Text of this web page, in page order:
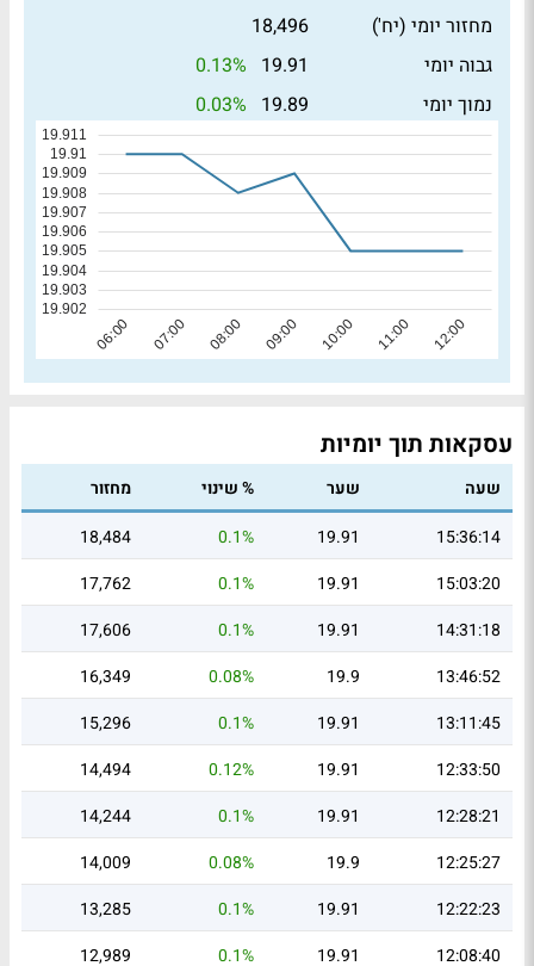
מחזור יומי (יח')
18,496
גבוה יומי
19.91
0.13%
נמוך יומי
19.89
0.03%
עסקאות תוך יומיות
שעה שער % שינוי
מחזור
15:36:14
19.91
0.1%
18,484
15:03:20
19.91
0.1%
17,762
14:31:18
19.91
0.1%
17,606
13:46:52
19.9
0.08%
16,349
13:11:45
19.91
0.1%
15,296
12:33:50
19.91
0.12%
14,494
12:28:21
19.91
0.1%
14,244
12:25:27
19.9
0.08%
14,009
12:22:23
19.91
0.1%
13,285
12:08:40
19.91
0.1%
12,989